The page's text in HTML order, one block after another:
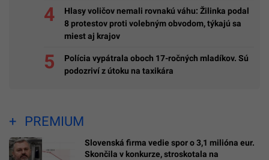
Hlasy voličov nemali rovnakú váhu: Žilinka podal
8 protestov proti volebným obvodom, týkajú sa
miest aj krajov
Polícia vypátrala oboch 17-ročných mladíkov. Sú
podozriví z útoku na taxikára
PREMIUM
Slovenská firma vedie spor o 3,1 milióna eur.
Skončila v konkurze, stroskotala na